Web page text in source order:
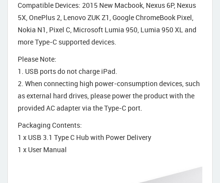
Compatible Devices: 2015 New Macbook, Nexus 6P, Nexus
5X, OnePlus 2, Lenovo ZUK Z1, Google ChromeBook Pixel,
Nokia N1, Pixel C, Microsoft Lumia 950, Lumia 950 XL and
more Type-C supported devices.
Please Note:
1. USB ports do not charge iPad.
2. When connecting high power-consumption devices, such
as external hard drives, please power the product with the
provided AC adapter via the Type-C port.
Packaging Contents:
1 x USB 3.1 Type C Hub with Power Delivery
1 x User Manual